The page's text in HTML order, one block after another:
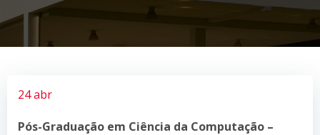
24 abr
Pós-Graduação em Ciência da Computação –